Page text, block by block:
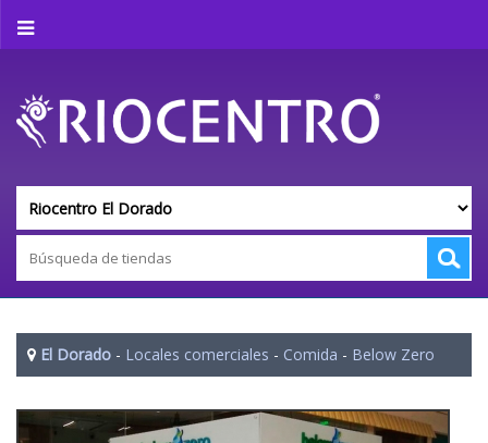
El Dorado - Locales comerciales - Comida - Below Zero